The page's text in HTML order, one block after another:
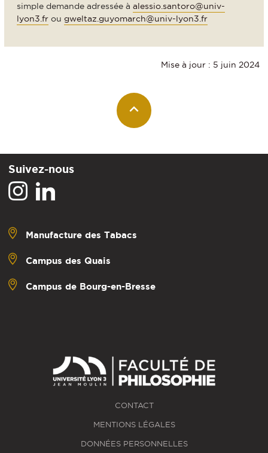
simple demande adressée à alessio.santoro@univ-
lyon3.fr ou gweltaz.guyomarch@univ-lyon3.fr
Mise à jour : 5 juin 2024
Suivez-nous
Manufacture des Tabacs
Campus des Quais
Campus de Bourg-en-Bresse
CONTACT
MENTIONS LÉGALES
DONNÉES PERSONNELLES